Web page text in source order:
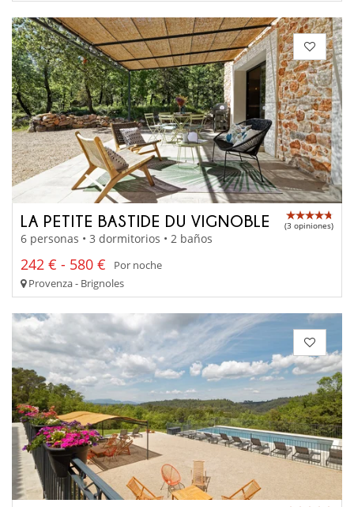
LA PETITE BASTIDE DU VIGNOBLE (3 opiniones)
6 personas • 3 dormitorios • 2 baños
242 € - 580 €
Por noche
Provenza - Brignoles